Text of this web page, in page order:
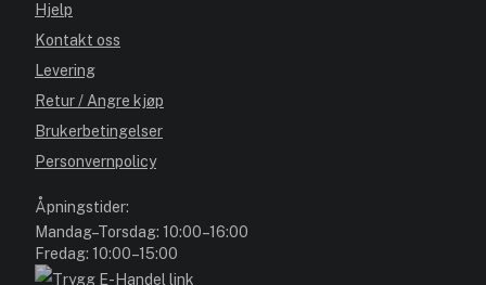
Hjelp
Kontakt oss
Levering
Retur / Angre kjøp
Brukerbetingelser
Personvernpolicy
Åpningstider:
Mandag–Torsdag: 10:00–16:00
Fredag: 10:00–15:00